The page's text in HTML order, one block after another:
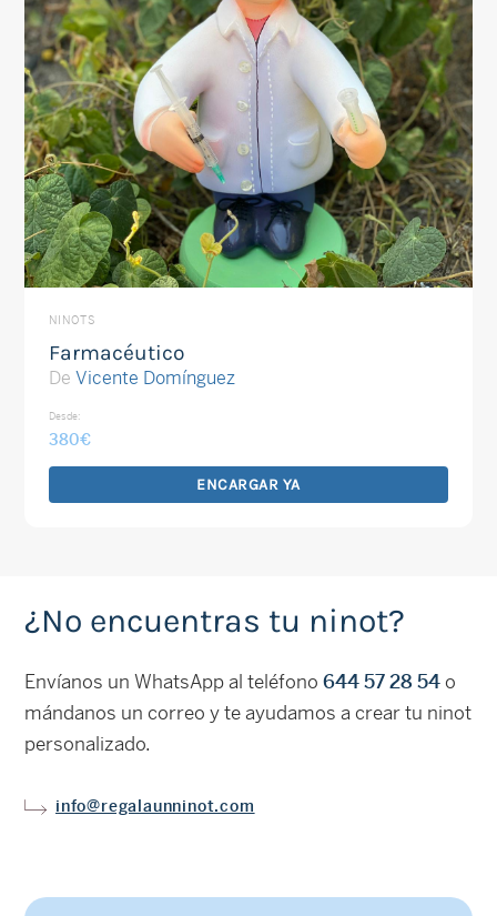
NINOTS
Farmacéutico
De Vicente Domínguez
Desde:
380€
ENCARGAR YA
¿No encuentras tu ninot?
Envíanos un WhatsApp al teléfono 644 57 28 54o
mándanos un correo y te ayudamos a crear tu ninot
personalizado.
info@regalaunninot.com